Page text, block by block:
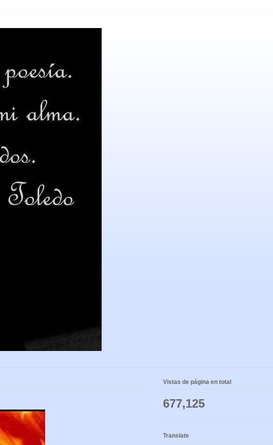
Vistas de página en total
677,125
Translate